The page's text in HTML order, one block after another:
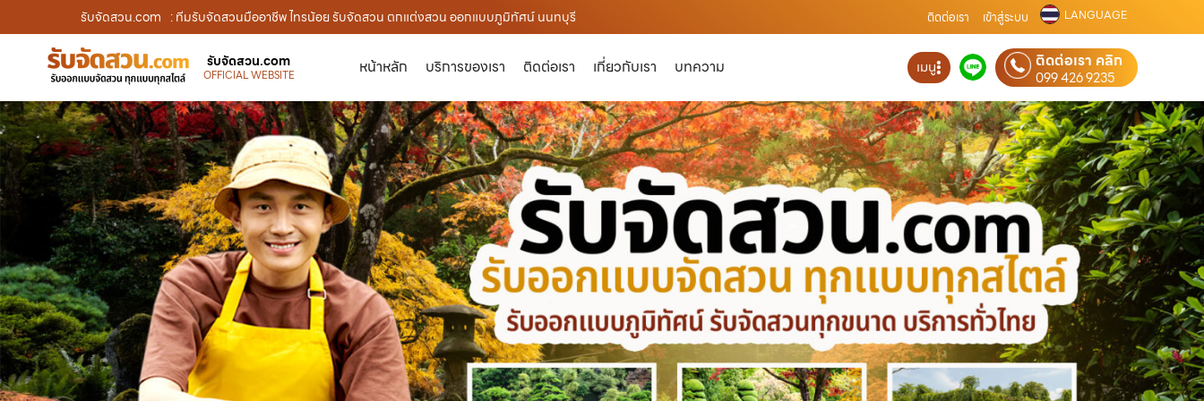
รับจัดสวน.com : ทีมรับจัดสวนมืออาชีพ ไทรน้อย รับจัดสวน ตกแต่งสวน ออกแบบภูมิทัศน์ นนทบุรี ติดต่อเรา เข้าสู่ระบบ LANGUAGE
รับจัดสวน.com
OFFICIAL WEBSITE หน้าหลัก บริการของเรา ติดต่อเรา เกี่ยวกับเรา บทความ เมนู ติดต่อเรา คลิก
099 426 9235